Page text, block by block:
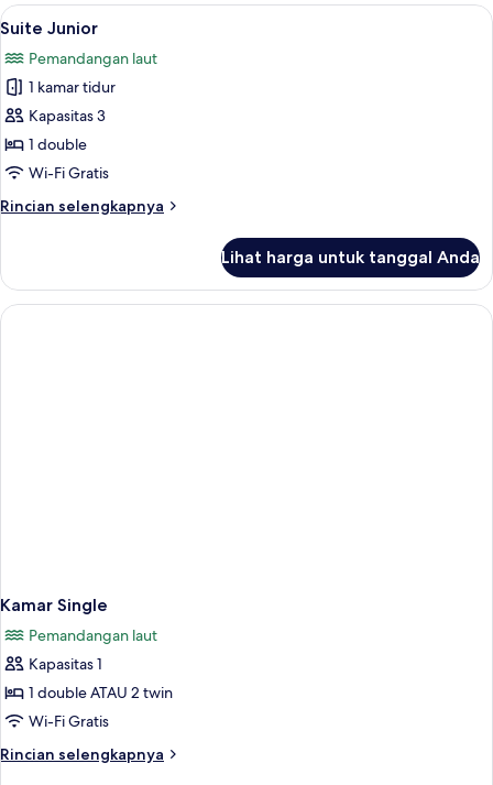
Lihat
semua
foto
untuk
Suite
Junior
Suite Junior | Ruang keluarga | TV
7
Suite Junior
Pemandangan laut
1 kamar tidur
Kapasitas 3
1 double
Wi-Fi Gratis
Rincian selengkapnya
Rincian
Suite
Junior
Lihat harga untuk tanggal Anda
Kamar Single
Pemandangan laut
Kapasitas 1
1 double ATAU 2 twin
Wi-Fi Gratis
Rincian selengkapnya
Rincian